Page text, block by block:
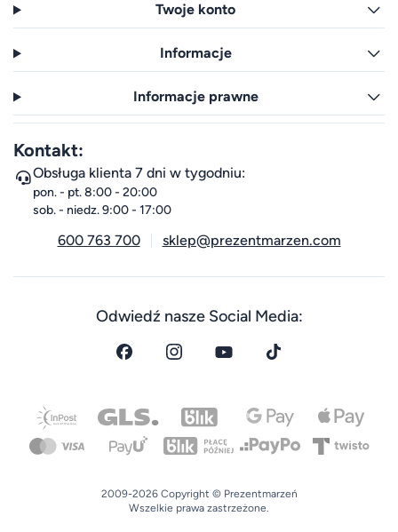
Twoje konto
Informacje
Informacje prawne
Kontakt:
Obsługa klienta 7 dni w tygodniu:
pon. - pt. 8:00 - 20:00
sob. - niedz. 9:00 - 17:00
600 763 700 sklep@prezentmarzen.com
Odwiedź nasze Social Media:
2009-2026 Copyright © Prezentmarzeń
Wszelkie prawa zastrzeżone.